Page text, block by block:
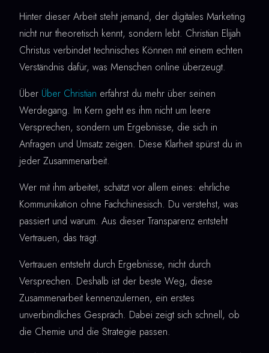
Hinter dieser Arbeit steht jemand, der digitales Marketing
nicht nur theoretisch kennt, sondern lebt. Christian Elijah
Christus verbindet technisches Können mit einem echten
Verständnis dafür, was Menschen online überzeugt.
Über Über Christian erfährst du mehr über seinen
Werdegang. Im Kern geht es ihm nicht um leere
Versprechen, sondern um Ergebnisse, die sich in
Anfragen und Umsatz zeigen. Diese Klarheit spürst du in
jeder Zusammenarbeit.
Wer mit ihm arbeitet, schätzt vor allem eines: ehrliche
Kommunikation ohne Fachchinesisch. Du verstehst, was
passiert und warum. Aus dieser Transparenz entsteht
Vertrauen, das trägt.
Vertrauen entsteht durch Ergebnisse, nicht durch
Versprechen. Deshalb ist der beste Weg, diese
Zusammenarbeit kennenzulernen, ein erstes
unverbindliches Gespräch. Dabei zeigt sich schnell, ob
die Chemie und die Strategie passen.